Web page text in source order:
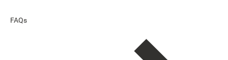
FAQs